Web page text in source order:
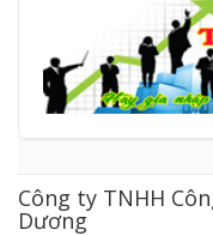
Công ty TNHH
Dương